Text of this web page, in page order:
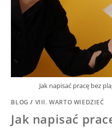
Jak napisać pracę bez
BLOG / VIII. WARTO WIEDZIEĆ
Jak napisać